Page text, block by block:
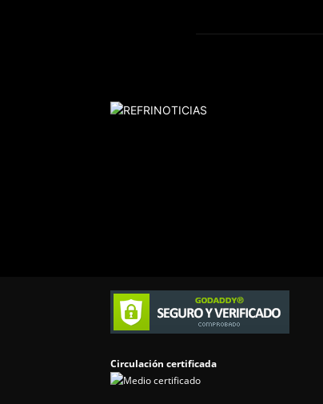
Circulación certificada